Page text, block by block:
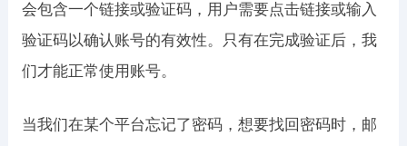
会包含一个链接或验证码，用户需要点击链接或输入
验证码以确认账号的有效性。只有在完成验证后，我
们才能正常使用账号。
当我们在某个平台忘记了密码，想要找回密码时，邮